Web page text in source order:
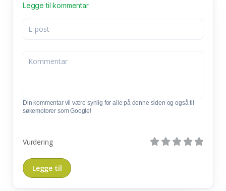
Legge til kommentar
Din kommentar vil være synlig for alle på denne siden og også til
søkemotorer som Google!
Vurdering